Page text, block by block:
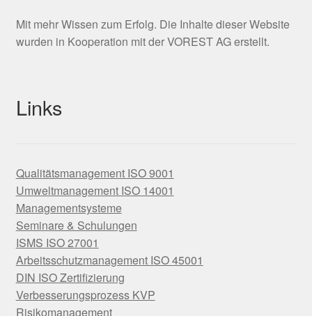
Mit mehr Wissen zum Erfolg. Die Inhalte dieser Website
wurden in Kooperation mit der VOREST AG erstellt.
Links
Qualitätsmanagement ISO 9001
Umweltmanagement ISO 14001
Managementsysteme
Seminare & Schulungen
ISMS ISO 27001
Arbeitsschutzmanagement ISO 45001
DIN ISO Zertifizierung
Verbesserungsprozess KVP
Risikomanagement